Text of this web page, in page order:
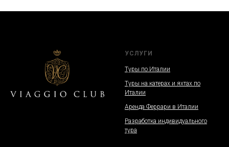
УСЛУГИ
Туры по Италии
Туры на катерах и яхтах по
Италии
Аренда Феррари в Италии
Разработка индивидуального
тура